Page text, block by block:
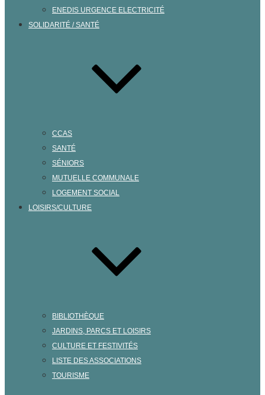
ENEDIS URGENCE ELECTRICITÉ
SOLIDARITÉ / SANTÉ
CCAS
SANTÉ
SÉNIORS
MUTUELLE COMMUNALE
LOGEMENT SOCIAL
LOISIRS/CULTURE
BIBLIOTHÈQUE
JARDINS, PARCS ET LOISIRS
CULTURE ET FESTIVITÉS
LISTE DES ASSOCIATIONS
TOURISME